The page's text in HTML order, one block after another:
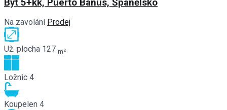
Byt 5+kk, Puerto Banús, Španělsko
Na zavolání Prodej
Už. plocha 127 m²
Ložnic 4
Koupelen 4